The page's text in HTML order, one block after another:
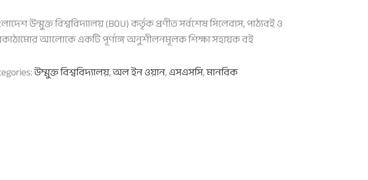
উন্মুক্ত বিশ্ববিদ্যালয় (BOU) কর্তৃক প্রণীত সর্বশেষ সিলেবাস, পাঠ্যবই ও
আলোকে একটি পূর্ণাঙ্গ অনুশীলনমূলক শিক্ষা সহায়ক বই
উম্মুক্ত বিশ্ববিদ্যালয়,অল ইন ওয়ান,এসএসসি,মানবিক